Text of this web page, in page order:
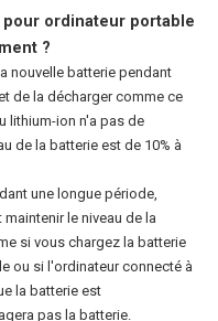
pour ordinateur portable
?
nouvelle batterie pendant
de la décharger comme ce
lithium-ion n'a pas de
de la batterie est de 10% à
une longue période,
le niveau de la
si vous chargez la batterie
ou si l'ordinateur connecté à
la batterie est
pas la batterie.